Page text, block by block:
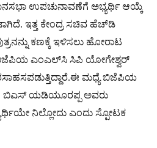
ಉಪಚುನಾವಣೆಗೆ ಅಭ್ಯರ್ಥಿ ಆಯ್ಕೆ
ಇತ್ತ ಕೇಂದ್ರ ಸಚಿವ ಹೆಚ್‌ಡಿ
ಕಣಕ್ಕೆ ಇಳಿಸಲು ಹೋರಾಟ
ಬಿಜೆಪಿಯ ಎಂಎಲ್‌ಸಿ ಸಿಪಿ ಯೋಗೇಶ್ವರ್
ಮಧ್ಯೆ ಬಿಜೆಪಿಯ
ಯಡಿಯೂರಪ್ಪ ಅವರು
ನಿಲ್ಲೋದು ಎಂದು ಸ್ಪೋಟಕ